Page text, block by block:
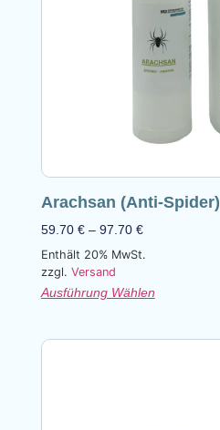
Arachsan (Anti-Spider)
59.70 € – 97.70 €
Enthält 20% MwSt.
zzgl. Versand
Ausführung Wählen